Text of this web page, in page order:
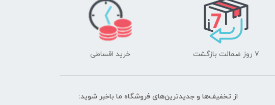
۷ روز ضمانت بازگشت خرید اقساطی
از تخفیف‌ها و جدیدترین‌های فروشگاه ما باخبر شوید: